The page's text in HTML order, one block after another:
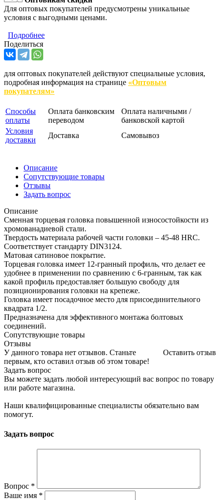
Для оптовых покупателей предусмотрены уникальные
условия с выгодными ценами.
Подробнее
Поделиться
для оптовых покупателей действуют специальные условия,
подробная информация на странице «Оптовым
покупателям»
Способы
оплаты
Оплата банковским
переводом
Оплата наличными /
банковской картой
Условия
доставки
Доставка Самовывоз
Описание
Сопутствующие товары
Отзывы
Задать вопрос
Описание
Сменная торцевая головка повышенной износостойкости из
хромованадиевой стали.
Твердость материала рабочей части головки – 45-48 HRС.
Соответствует стандарту DIN3124.
Матовая сатиновое покрытие.
Торцевая головка имеет 12-гранный профиль, что делает ее
удобнее в применении по сравнению с 6-гранным, так как
какой профиль предоставляет большую свободу для
позиционирования головки на крепеже.
Головка имеет посадочное место для присоединительного
квадрата 1/2.
Предназначена для эффективного монтажа болтовых
соединений.
Сопутствующие товары
Отзывы
Оставить отзыв
У данного товара нет отзывов. Станьте
первым, кто оставил отзыв об этом товаре!
Задать вопрос
Вы можете задать любой интересующий вас вопрос по товару
или работе магазина.
Наши квалифицированные специалисты обязательно вам
помогут.
Задать вопрос
Вопрос *
Ваше имя *